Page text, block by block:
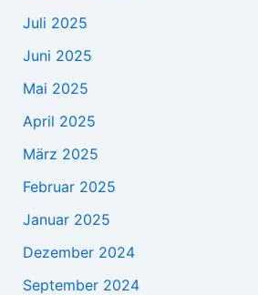
Juli 2025
Juni 2025
Mai 2025
April 2025
März 2025
Februar 2025
Januar 2025
Dezember 2024
September 2024